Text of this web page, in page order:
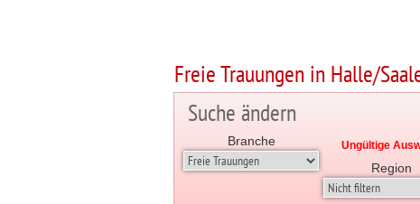
Freie Trauungen in Halle/
Suche ändern
Branche Ungültige
Region